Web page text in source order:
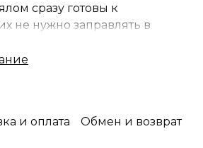
сразу готовы к
не нужно заправлять в
нежность и
и оплата Обмен и возврат